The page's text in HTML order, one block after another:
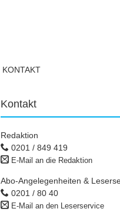
KONTAKT
Kontakt
Redaktion
0201 / 849 419
E-Mail an die Redaktion
Abo-Angelegenheiten &
0201 / 80 40
E-Mail an den Leserservice